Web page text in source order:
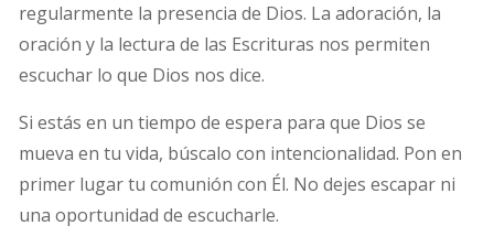
regularmente la presencia de Dios. La adoración, la
oración y la lectura de las Escrituras nos permiten
escuchar lo que Dios nos dice.
Si estás en un tiempo de espera para que Dios se
mueva en tu vida, búscalo con intencionalidad. Pon en
primer lugar tu comunión con Él. No dejes escapar ni
una oportunidad de escucharle.